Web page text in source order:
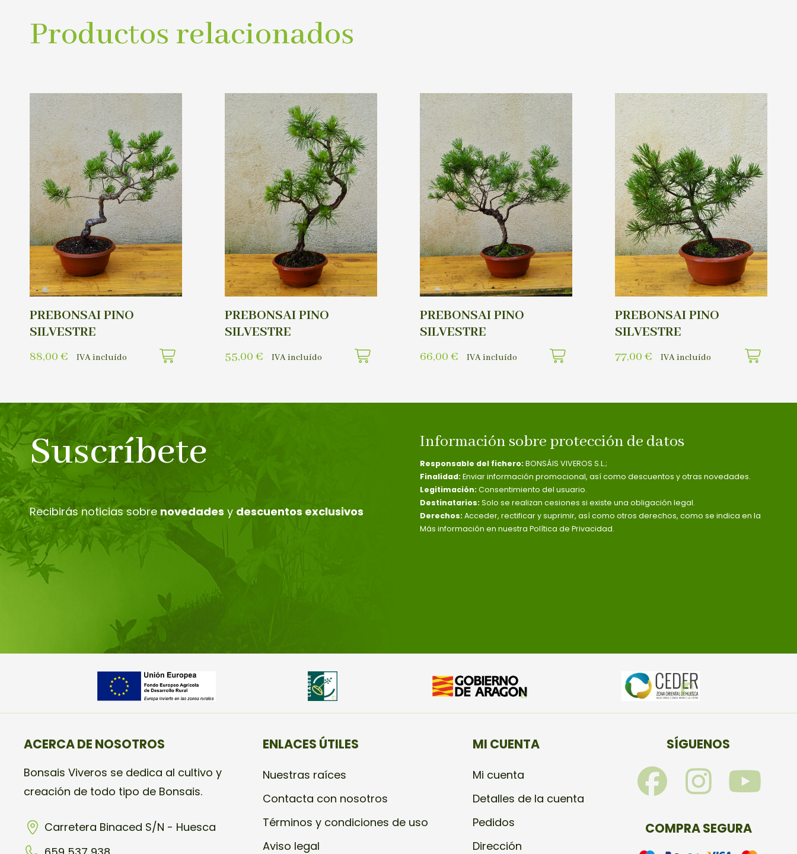
Productos relacionados
PREBONSAI PINO
SILVESTRE
88,00 € IVA incluído
PREBONSAI PINO
SILVESTRE
55,00 € IVA incluído
PREBONSAI PINO
SILVESTRE
66,00 € IVA incluído
PREBONSAI PINO
SILVESTRE
77,00 € IVA incluído
Suscríbete
Recibirás noticias sobre novedades y descuentos exclusivos
Información sobre protección de datos
Responsable del fichero: BONSÁIS VIVEROS S.L.;
Finalidad: Enviar información promocional, así como descuentos y otras novedades.
Legitimación: Consentimiento del usuario.
Destinatarios: Solo se realizan cesiones si existe una obligación legal.
Derechos: Acceder, rectificar y suprimir, así como otros derechos, como se indica en la
Más información en nuestra Política de Privacidad.
ACERCA DE NOSOTROS
Bonsais Viveros se dedica al cultivo y
creación de todo tipo de Bonsais.
Carretera Binaced S/N - Huesca
ENLACES ÚTILES
Nuestras raíces
Contacta con nosotros
Términos y condiciones de uso
Aviso legal
MI CUENTA
Mi cuenta
Detalles de la cuenta
Pedidos
Dirección
SÍGUENOS
F
a
c
I
n
s
Y
u
COMPRA SEGURA